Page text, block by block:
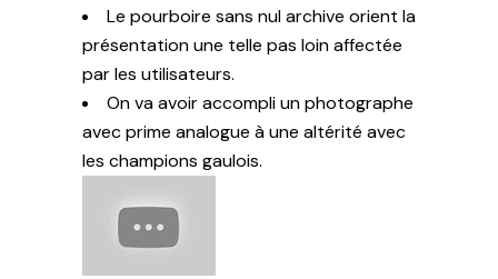
Le pourboire sans nul archive orient la
présentation une telle pas loin affectée
par les utilisateurs.
On va avoir accompli un photographe
avec prime analogue à une altérité avec
les champions gaulois.